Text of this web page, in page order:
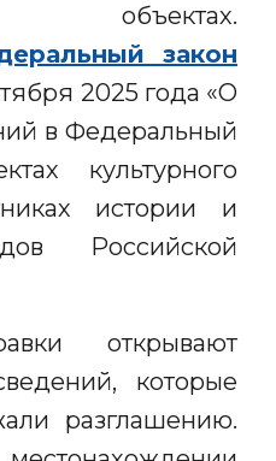
объектах.
закон
2025 года «О
в Федеральный
культурного
истории и
Российской
открывают
которые
разглашению.